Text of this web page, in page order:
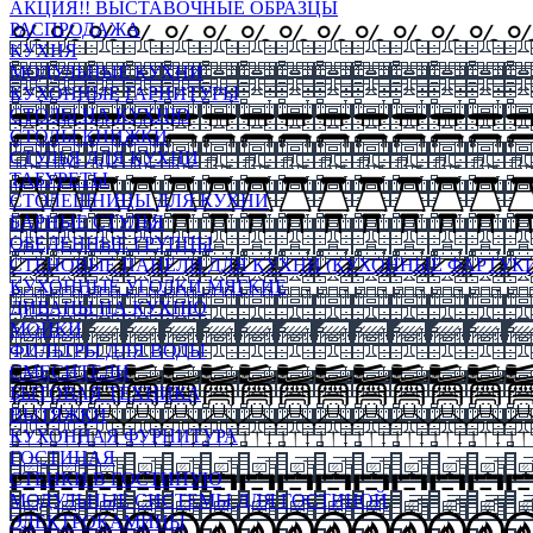
АКЦИЯ!! ВЫСТАВОЧНЫЕ ОБРАЗЦЫ
РАСПРОДАЖА
КУХНЯ
МОДУЛЬНЫЕ КУХНИ
КУХОННЫЕ ГАРНИТУРЫ
СТОЛЫ НА КУХНЮ
СТОЛЫ КНИЖКИ
СТУЛЬЯ ДЛЯ КУХНИ
ТАБУРЕТЫ
СТОЛЕШНИЦЫ ДЛЯ КУХНИ
БАРНЫЕ СТУЛЬЯ
ОБЕДЕННЫЕ ГРУППЫ
СТЕНОВЫЕ ПАНЕЛИ ДЛЯ КУХНИ (КУХОННЫЕ
КУХОННЫЕ УГОЛКИ МЯГКИЕ
ДИВАНЫ НА КУХНЮ
МОЙКИ
ФИЛЬТРЫ ДЛЯ ВОДЫ
СМЕСИТЕЛИ
БЫТОВАЯ ТЕХНИКА
ВЫТЯЖКИ
КУХОННАЯ ФУРНИТУРА
ГОСТИНАЯ
СТЕНКИ В ГОСТИНУЮ
МОДУЛЬНЫЕ СИСТЕМЫ ДЛЯ ГОСТИНОЙ
ЭЛЕКТРОКАМИНЫ